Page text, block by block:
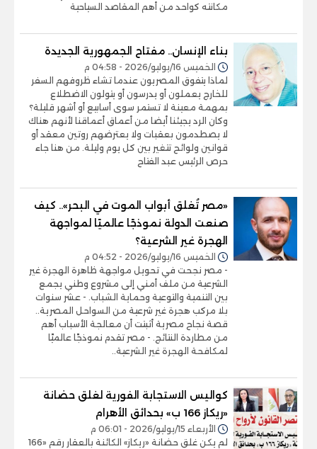
مكانته كواحد من أهم المقاصد السياحية
بناء الإنسان.. مفتاح الجمهورية الجديدة
الخميس 16/يوليو/2026 - 04:58 م
لماذا يتفوق المصريون عندما تشاء ظروفهم السفر
للخارج يعملون أو يدرسون أو يتولون الاضطلاع
بمهمة معينة لا تستمر سوى أسابيع أو أشهر قليلة؟
وكان الرد يجيئنا أيضا من أعماق أعماقنا لأنهم هناك
لا يصطدمون بعقبات ولا يعترضهم روتين معقد أو
قوانين ولوائح تتغير بين كل يوم وليلة. من هنا جاء
حرص الرئيس عبد الفتاح
«مصر تُغلق أبواب الموت في البحر».. كيف
صنعت الدولة نموذجًا عالميًا لمواجهة
الهجرة غير الشرعية؟
الخميس 16/يوليو/2026 - 04:52 م
- مصر نجحت في تحويل مواجهة ظاهرة الهجرة غير
الشرعية من ملف أمني إلى مشروع وطني يجمع
بين التنمية والتوعية وحماية الشباب. - عشر سنوات
بلا مركب هجرة غير شرعية من السواحل المصرية..
قصة نجاح مصرية أثبتت أن معالجة الأسباب أهم
من مطاردة النتائج. - مصر تقدم نموذجًا عالميًا
لمكافحة الهجرة غير الشرعية..
كواليس الاستجابة الفورية لغلق حضانة
«ريكاز 166 ب» بحدائق الأهرام
الأربعاء 15/يوليو/2026 - 06:01 م
لم يكن غلق حضانة «ريكاز» الكائنة بالعقار رقم «166